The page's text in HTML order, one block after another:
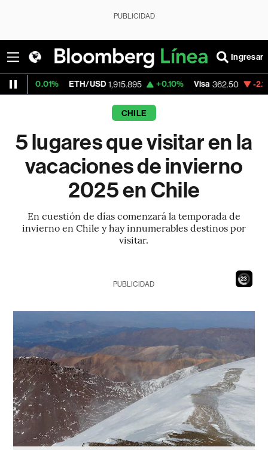
PUBLICIDAD
Ingresar
ETH/USD 1,915.895 +0.10% Visa 362.50 -2.15%
CHILE
5 lugares que visitar en la
vacaciones de invierno
2025 en Chile
En cuestión de días comenzará la temporada de
invierno en Chile y hay innumerables destinos por
visitar.
21
PUBLICIDAD